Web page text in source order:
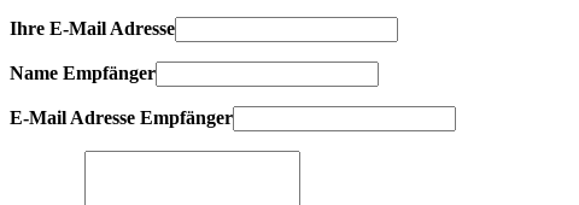
Ihre E-Mail Adresse
Name Empfänger
E-Mail Adresse Empfänger